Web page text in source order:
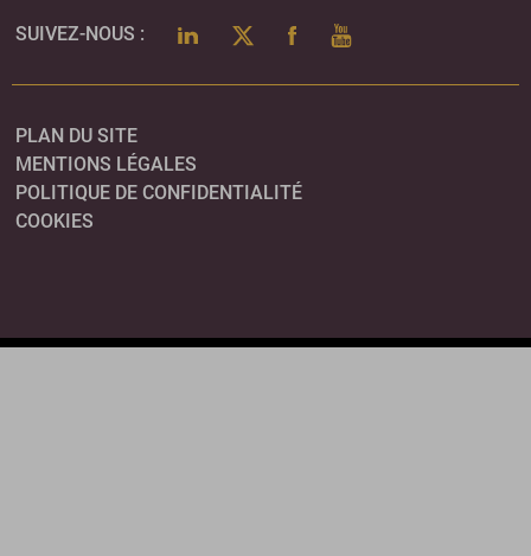
SUIVEZ-NOUS : LINKEDINTWITTERFACEBOOK
YOUTUBE
PLAN DU SITE
MENTIONS LÉGALES
POLITIQUE DE CONFIDENTIALITÉ
COOKIES